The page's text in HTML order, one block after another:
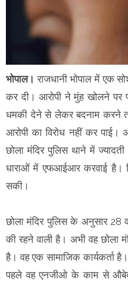
भोपाल। राजधानी भोपाल में एक
कर दी। आरोपी ने मुंह खोलने पर
धमकी देने से लेकर बदनाम करने
आरोपी का विरोध नहीं कर
छोला मंदिर पुलिस थाने में
धाराओं में एफआईआर करवाई है।
सकी।
छोला मंदिर पुलिस के अनुसार 28
की रहने वाली है। अभी वह छोला
है। वह एक सामाजिक कार्यकर्ता
पहले वह एनजीओ के काम से